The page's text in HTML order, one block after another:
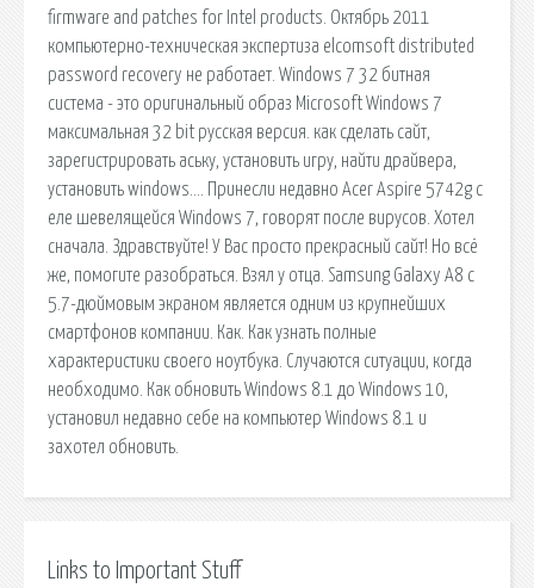
firmware and patches for Intel products. Октябрь 2011
компьютерно-техническая экспертиза elcomsoft distributed
password recovery не работает. Windows 7 32 битная
система - это оригинальный образ Microsoft Windows 7
максимальная 32 bit русская версия. как сделать сайт,
зарегистрировать аську, установить игру, найти драйвера,
установить windows…. Принесли недавно Acer Aspire 5742g с
еле шевелящейся Windows 7, говорят после вирусов. Хотел
сначала. Здравствуйте! У Вас просто прекрасный сайт! Но всё
же, помогите разобраться. Взял у отца. Samsung Galaxy A8 с
5.7-дюймовым экраном является одним из крупнейших
смартфонов компании. Как. Как узнать полные
характеристики своего ноутбука. Случаются ситуации, когда
необходимо. Как обновить Windows 8.1 до Windows 10,
установил недавно себе на компьютер Windows 8.1 и
захотел обновить.
Links to Important Stuff